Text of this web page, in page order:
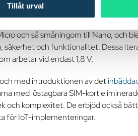
Tillåt urval
och så småningom till Nano, och
och funktionalitet. Dessa
arbetar vid endast 1,8 V.
med introduktionen av det
med löstagbara SIM-kort
och komplexitet. De erbjöd också
för IoT-implementeringar.